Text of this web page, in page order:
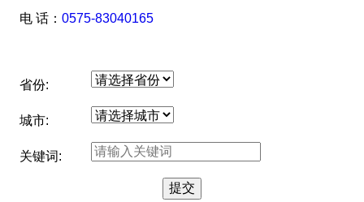
电 话： 0575-83040165
省份:
城市:
关键词: